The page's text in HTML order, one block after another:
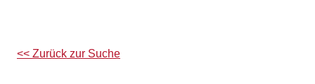
<< Zurück zur Suche